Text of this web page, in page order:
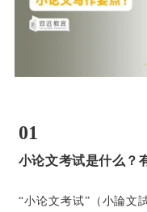
01
小论文考试是什么？
“小论文考试”（小論文